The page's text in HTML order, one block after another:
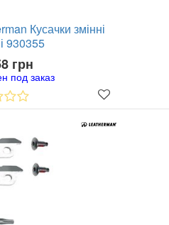
Кусачки змінні
930355
грн
под заказ